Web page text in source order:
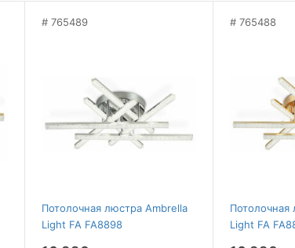
765489
Потолочная люстра Ambrella
Light FA FA8898
765488
Потолочная
Light FA